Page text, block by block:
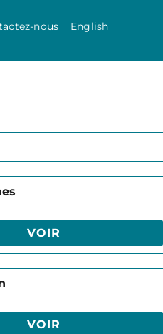
nous English
VOIR
VOIR